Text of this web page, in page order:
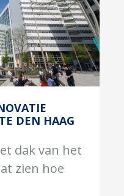
DEN HAAG
dak van het
zien hoe